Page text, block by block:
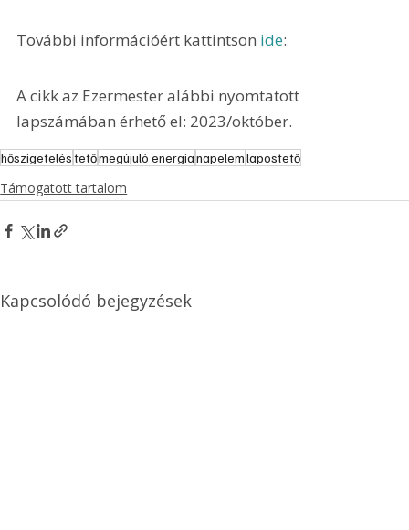
További információért kattintson ide:
A cikk az Ezermester alábbi nyomtatott
lapszámában érhető el: 2023/október.
hőszigeteléstetőmegújuló energianapelemlapostető
Támogatott tartalom
Kapcsolódó bejegyzések